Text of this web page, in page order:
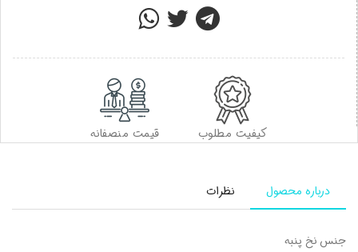
قیمت منصفانه کیفیت مطلوب
درباره محصول نظرات
جنس نخ پنبه